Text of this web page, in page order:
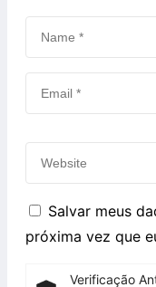
Salvar meus
próxima vez que
Verificação